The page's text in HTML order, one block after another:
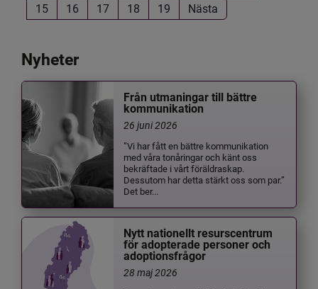
15
16 17 18 19 Nästa
Nyheter
Från utmaningar till bättre
kommunikation
26 juni 2026
”Vi har fått en bättre kommunikation
med våra tonåringar och känt oss
bekräftade i vårt föräldraskap.
Dessutom har detta stärkt oss som par.”
Det ber...
Nytt nationellt resurscentrum
för adopterade personer och
adoptionsfrågor
28 maj 2026